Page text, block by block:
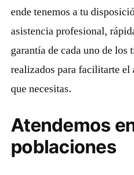
ende tenemos a tu
asistencia profesional,
garantía de cada uno de los
realizados para facilitarte el
que necesitas.
Atendemos
poblaciones